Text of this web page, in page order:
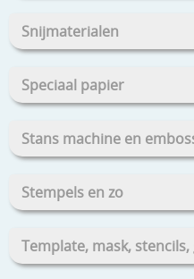
Snijmaterialen
Speciaal papier
Stans machine en
Stempels en zo
Template, mask,